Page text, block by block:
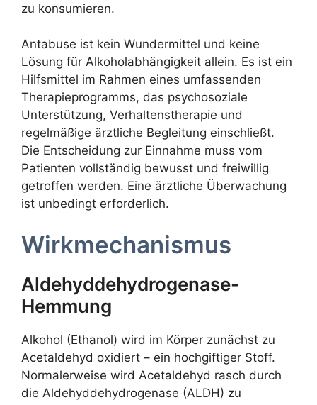
zu konsumieren.
Antabuse ist kein Wundermittel und keine
Lösung für Alkoholabhängigkeit allein. Es ist ein
Hilfsmittel im Rahmen eines umfassenden
Therapieprogramms, das psychosoziale
Unterstützung, Verhaltenstherapie und
regelmäßige ärztliche Begleitung einschließt.
Die Entscheidung zur Einnahme muss vom
Patienten vollständig bewusst und freiwillig
getroffen werden. Eine ärztliche Überwachung
ist unbedingt erforderlich.
Wirkmechanismus
Aldehyddehydrogenase-
Hemmung
Alkohol (Ethanol) wird im Körper zunächst zu
Acetaldehyd oxidiert – ein hochgiftiger Stoff.
Normalerweise wird Acetaldehyd rasch durch
die Aldehyddehydrogenase (ALDH) zu